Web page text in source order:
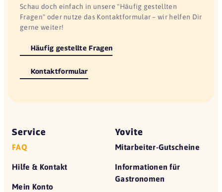
Schau doch einfach in unsere "Häufig gestellten
Fragen" oder nutze das Kontaktformular – wir helfen Dir
gerne weiter!
Häufig gestellte Fragen
Kontaktformular
Service
FAQ
Hilfe & Kontakt
Mein Konto
Yovite
Mitarbeiter-Gutscheine
Informationen für
Gastronomen